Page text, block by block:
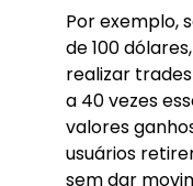
Por exemplo,
de 100
realizar
a 40 vezes
valores
usuários
sem dar